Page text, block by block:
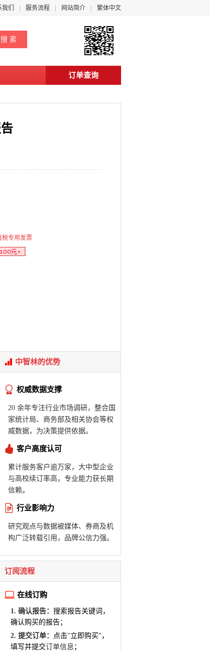
们 服务流程 网站简介 繁体中文
订单查询
税专用发票
中智林的优势
权威数据支撑
20 余年专注行业市场调研，整合国
家统计局、商务部及相关协会等权
威数据，为决策提供依据。
客户高度认可
累计服务客户逾万家，大中型企业
与高校续订率高，专业能力获长期
信赖。
行业影响力
研究观点与数据被媒体、券商及机
构广泛转载引用，品牌公信力强。
订阅流程
在线订购
1. 确认报告： 搜索报告关键词，
确认购买的报告；
2. 提交订单： 点击"立即购买"，
填写并提交订单信息 ；